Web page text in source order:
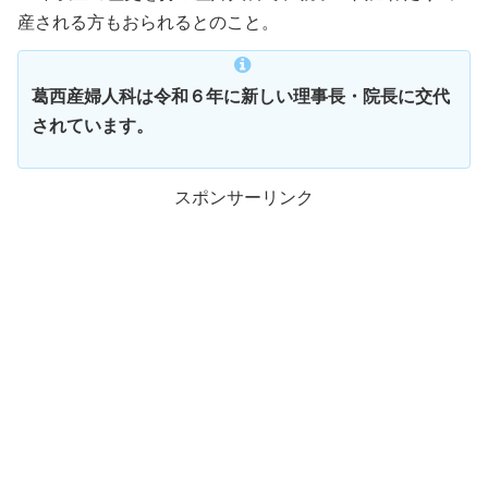
産される方もおられるとのこと。
葛西産婦人科は令和６年に新しい理事長・院長に交代
されています。
スポンサーリンク